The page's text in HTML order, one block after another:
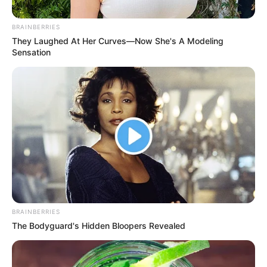
Cortesía @medinathebarrio
Por: Guillermo León Ospina Muñoz
Mayo 13, 2021
COMPARTIR
BRAINBERRIES
They Laughed At Her Curves—Now She's A Modeling
Sensation
BRAINBERRIES
The Bodyguard's Hidden Bloopers Revealed